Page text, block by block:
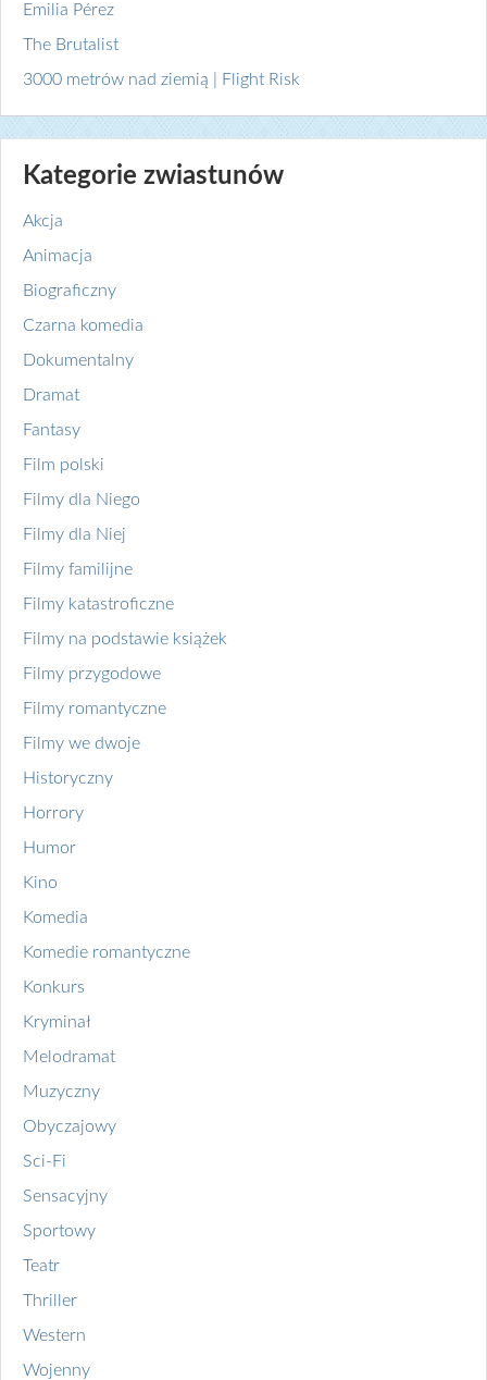
Emilia Pérez
The Brutalist
3000 metrów nad ziemią | Flight Risk
Kategorie zwiastunów
Akcja
Animacja
Biograficzny
Czarna komedia
Dokumentalny
Dramat
Fantasy
Film polski
Filmy dla Niego
Filmy dla Niej
Filmy familijne
Filmy katastroficzne
Filmy na podstawie książek
Filmy przygodowe
Filmy romantyczne
Filmy we dwoje
Historyczny
Horrory
Humor
Kino
Komedia
Komedie romantyczne
Konkurs
Kryminał
Melodramat
Muzyczny
Obyczajowy
Sci-Fi
Sensacyjny
Sportowy
Teatr
Thriller
Western
Wojenny